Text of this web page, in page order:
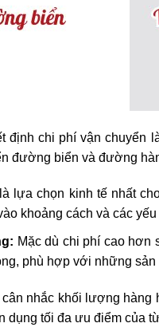
định chi phí vận
đường biển và đường
lựa chọn kinh tế nhất
khoảng cách và các
Mặc dù chi phí cao
phù hợp với những
cân nhắc khối lượng hàng
dụng tối đa ưu điểm của